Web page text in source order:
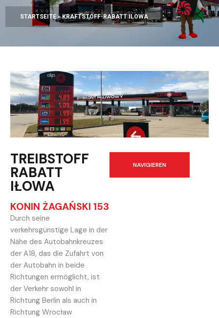
STARTSEITE»KRAFTSTOFF-RABATT ILOWA
TREIBSTOFF
RABATT
IŁOWA
KONIN ŻAGAŃSKI 153
Durch seine
verkehrsgünstige Lage in der
Nähe des Autobahnkreuzes
der A18, das die Zufahrt von
der Autobahn in beide
Richtungen ermöglicht, ist
der Verkehr sowohl in
Richtung Berlin als auch in
Richtung Wrocław
NAVIGIEREN